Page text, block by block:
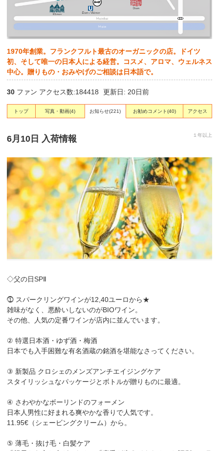
1970年創業。フランクフルト最古のオーガニックの店。ドイツ
初、そして唯一の日本人による経営。コスメ、アロマ、ウェルネス
中心。贈りもの・おみやげのご相談は日本語で。
30 ファン アクセス数:184418 更新日: 20日前
トップ 写真・動画(4) お知らせ(221) お勧めコメント(40) アクセス
6月10日 入荷情報 １年以上
◇父の日SPⅡ
⓵ スパークリングワインが12,40ユーロから★
雑味がなく、悪酔いしないのがBIOワイン。
その他、人気の定番ワインが店内に並んでいます。
② 特選日本酒・ゆず酒・梅酒
日本でも入手困難な有名酒蔵の銘酒を堪能なさってください。
③ 新製品 クロシェのメンズアンチエイジングケア
スタイリッシュなパッケージとボトルが贈りものに最適。
④ さわやかなボーリンドのフォーメン
日本人男性に好まれる爽やかな香りで人気です。
11.95€（シェービングクリーム）から。
⑤ 薄毛・抜け毛・白髪ケア